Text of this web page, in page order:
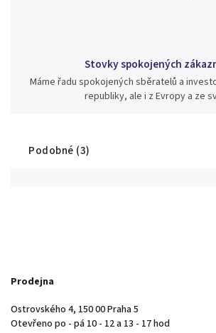
Stovky spokojených
Máme řadu spokojených sběratelů a
republiky, ale i z Evropy a ze
Podobné (3)
Prodejna
Ostrovského 4, 150 00 Praha 5
Otevřeno po - pá 10 - 12 a 13 - 17 hod